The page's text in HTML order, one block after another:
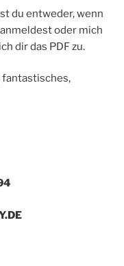
du entweder, wenn
anmeldest oder mich
dir das PDF zu.
fantastisches,